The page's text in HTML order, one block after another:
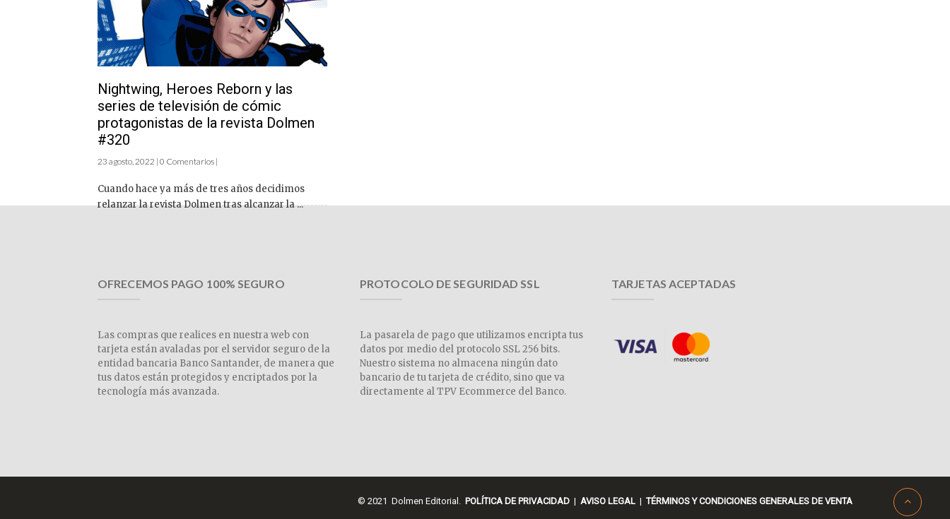
Nightwing, Heroes Reborn y las
series de televisión de cómic
protagonistas de la revista Dolmen
#320
23 agosto, 2022 | 0 Comentarios |
Cuando hace ya más de tres años decidimos
relanzar la revista Dolmen tras alcanzar la ...
OFRECEMOS PAGO 100% SEGURO
Las compras que realices en nuestra web con
tarjeta están avaladas por el servidor seguro de la
entidad bancaria Banco Santander, de manera que
tus datos están protegidos y encriptados por la
tecnología más avanzada.
PROTOCOLO DE SEGURIDAD SSL
La pasarela de pago que utilizamos encripta tus
datos por medio del protocolo SSL 256 bits.
Nuestro sistema no almacena ningún dato
bancario de tu tarjeta de crédito, sino que va
directamente al TPV Ecommerce del Banco.
TARJETAS ACEPTADAS
© 2021 Dolmen Editorial. POLÍTICA DE PRIVACIDAD | AVISO LEGAL |TÉRMINOS Y CONDICIONES GENERALES DE VENTA